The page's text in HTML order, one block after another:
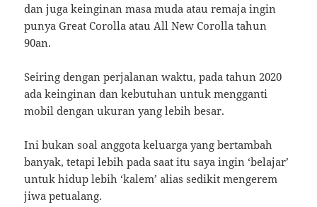
dan juga keinginan masa muda atau remaja ingin
punya Great Corolla atau All New Corolla tahun
90an.
Seiring dengan perjalanan waktu, pada tahun 2020
ada keinginan dan kebutuhan untuk mengganti
mobil dengan ukuran yang lebih besar.
Ini bukan soal anggota keluarga yang bertambah
banyak, tetapi lebih pada saat itu saya ingin ‘belajar’
untuk hidup lebih ‘kalem’ alias sedikit mengerem
jiwa petualang.